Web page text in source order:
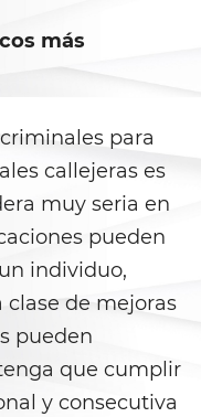
por Armas
de
Ajena
más
para
callejeras es
muy seria en
pueden
individuo,
clase de mejoras
pueden
que cumplir
y consecutiva